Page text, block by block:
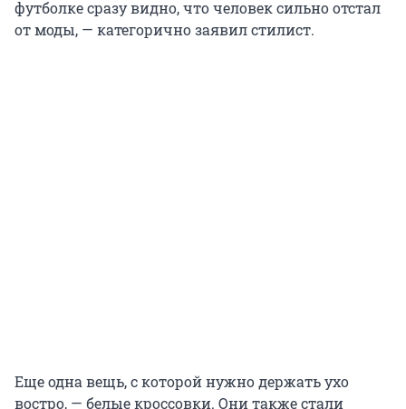
футболке сразу видно, что человек сильно отстал
от моды, — категорично заявил стилист.
Еще одна вещь, с которой нужно держать ухо
востро, — белые кроссовки. Они также стали